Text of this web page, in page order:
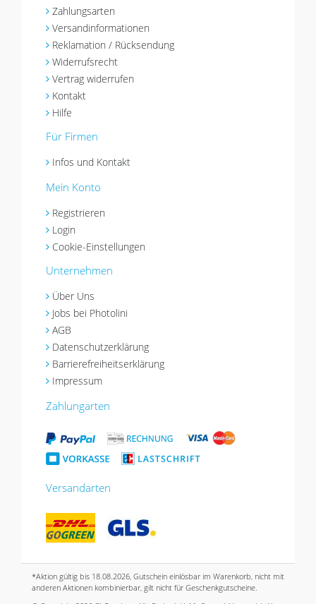
Zahlungsarten
Versandinformationen
Reklamation / Rücksendung
Widerrufsrecht
Vertrag widerrufen
Kontakt
Hilfe
Für Firmen
Infos und Kontakt
Mein Konto
Registrieren
Login
Cookie-Einstellungen
Unternehmen
Über Uns
Jobs bei Photolini
AGB
Datenschutzerklärung
Barrierefreiheitserklärung
Impressum
Zahlungarten
Versandarten
*Aktion gültig bis 18.08.2026, Gutschein einlösbar im Warenkorb, nicht mit
anderen Aktionen kombinierbar, gilt nicht für Geschenkgutscheine.